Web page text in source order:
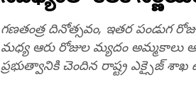
గణతంత్ర దినోత్సవం, ఇతర పండుగ
మధ్య ఆరు రోజుల మ్యదం అమ్మకాలు
ప్రభుత్వానికి చెందిన రాష్ట్ర ఎక్సైజ్ శాఖ